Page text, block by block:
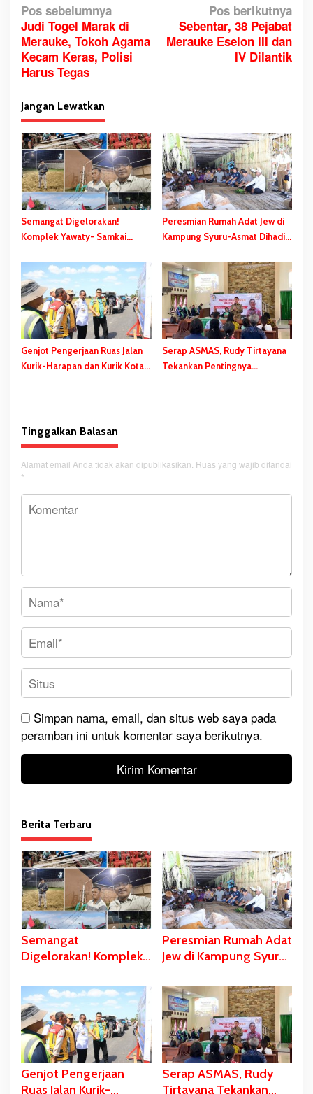
N
a
v
i
g
a
s
i
p
o
s
Pos sebelumnya
Judi Togel Marak di
Merauke, Tokoh Agama
Kecam Keras, Polisi
Harus Tegas
Pos berikutnya
Sebentar, 38 Pejabat
Merauke Eselon III dan
IV Dilantik
Jangan Lewatkan
Semangat Digelorakan!
Komplek Yawaty- Samkai
RI ke-81 Terbentuk, Sejumlah
Kegiatan Dihelat
Peresmian Rumah Adat Jew di
Kampung Syuru-Asmat Dihadiri
Genjot Pengerjaan Ruas Jalan
Kurik-Harapan dan Kurik Kota-
Serap ASMAS, Rudy Tirtayana
Tekankan Pentingnya
Tinggalkan Balasan
Alamat email Anda tidak akan dipublikasikan. Ruas yang wajib ditandai
*
Simpan nama, email, dan situs web saya pada
peramban ini untuk komentar saya berikutnya.
Berita Terbaru
Semangat
Digelorakan! Komplek
‘Didandani,’
Kepanitiaan HUT RI ke-
81 Terbentuk,
Sejumlah Kegiatan
Dihelat
Peresmian Rumah Adat
Jew di Kampung Syuru-
Gubernur Safanpo
Genjot Pengerjaan
Ruas Jalan Kurik-
Serap ASMAS, Rudy
Tirtayana Tekankan